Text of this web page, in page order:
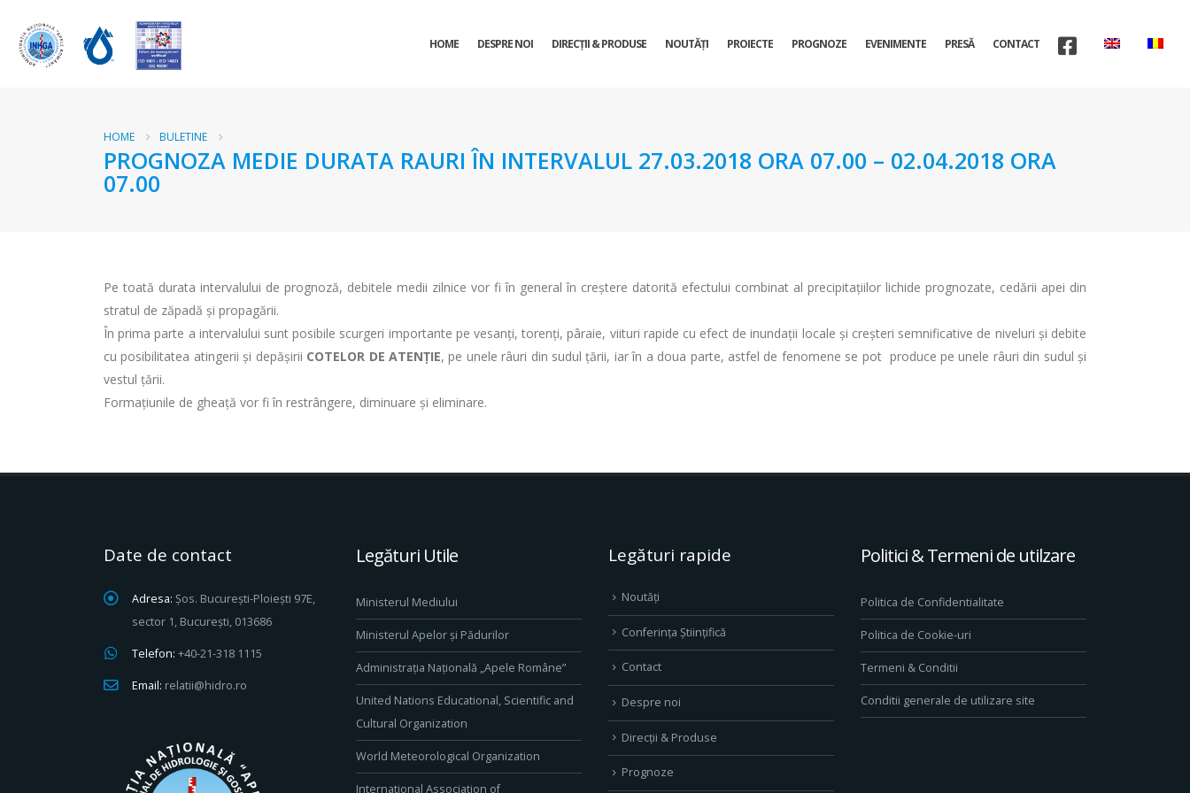
HOME DESPRE NOI DIRECŢII & PRODUSE NOUTĂȚI PROIECTE PROGNOZE EVENIMENTE PRESĂ CONTACT
HOME BULETINE
PROGNOZA MEDIE DURATA RAURI ÎN INTERVALUL 27.03.2018 ORA 07.00 – 02.04.2018 ORA
07.00
Pe toată durata intervalului de prognoză, debitele medii zilnice vor fi în general în creştere datorită efectului combinat al precipitaţiilor lichide prognozate, cedării apei din
stratul de zăpadă şi propagării.
În prima parte a intervalului sunt posibile scurgeri importante pe vesanţi, torenţi, pâraie, viituri rapide cu efect de inundaţii locale şi creşteri semnificative de niveluri şi debite
cu posibilitatea atingerii şi depăşirii COTELOR DE ATENŢIE, pe unele râuri din sudul ţării, iar în a doua parte, astfel de fenomene se pot produce pe unele râuri din sudul şi
vestul ţării.
Formaţiunile de gheaţă vor fi în restrângere, diminuare şi eliminare.
Date de contact
Adresa: Șos. București-Ploiești 97E,
sector 1, București, 013686
Telefon: +40-21-318 1115
Email: relatii@hidro.ro
Legături Utile
Ministerul Mediului
Ministerul Apelor și Pădurilor
Administrația Națională „Apele Române”
United Nations Educational, Scientific and
Cultural Organization
World Meteorological Organization
International Association of
Legături rapide
Noutăți
Conferința Științifică
Contact
Despre noi
Direcţii & Produse
Prognoze
Politici & Termeni de utilzare
Politica de Confidentialitate
Politica de Cookie-uri
Termeni & Conditii
Conditii generale de utilizare site